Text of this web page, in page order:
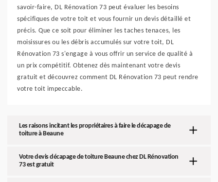
savoir-faire, DL Rénovation 73 peut évaluer les besoins
spécifiques de votre toit et vous fournir un devis détaillé et
précis. Que ce soit pour éliminer les taches tenaces, les
moisissures ou les débris accumulés sur votre toit, DL
Rénovation 73 s'engage à vous offrir un service de qualité à
un prix compétitif. Obtenez dès maintenant votre devis
gratuit et découvrez comment DL Rénovation 73 peut rendre
votre toit impeccable.
Les raisons incitant les propriétaires à faire le décapage de
toiture à Beaune
Votre devis décapage de toiture Beaune chez DL Rénovation
73 est gratuit